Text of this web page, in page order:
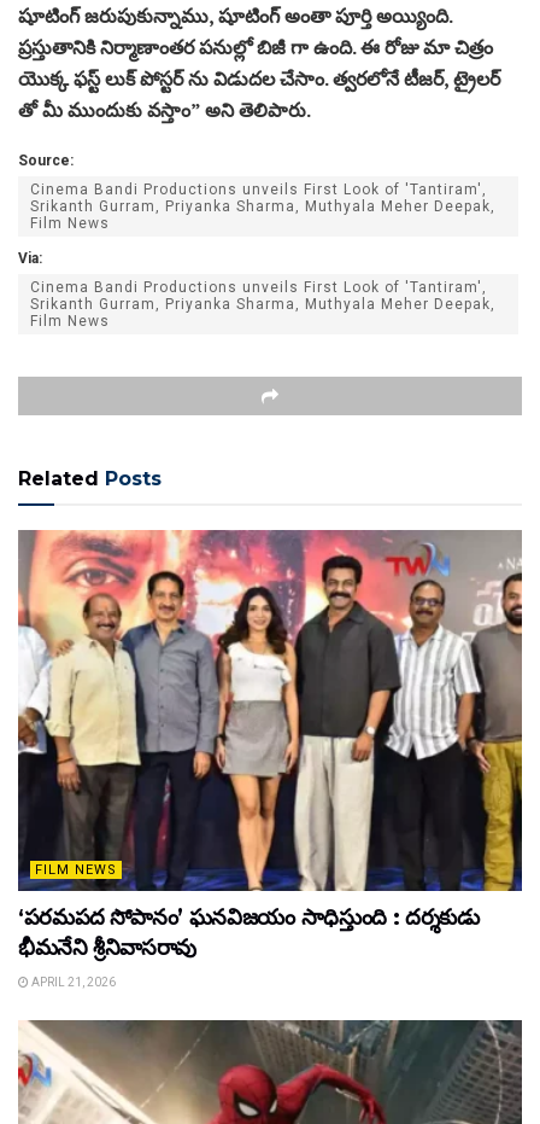
షూటింగ్ జరుపుకున్నాము, షూటింగ్ అంతా పూర్తి అయ్యింది.
ప్రస్తుతానికి నిర్మాణాంతర పనుల్లో బిజీ గా ఉంది. ఈ రోజు మా చిత్రం
యొక్క ఫస్ట్ లుక్ పోస్టర్ ను విడుదల చేసాం. త్వరలోనే టీజర్, ట్రైలర్
తో మీ ముందుకు వస్తాం” అని తెలిపారు.
Source:
Cinema Bandi Productions unveils First Look of 'Tantiram',
Srikanth Gurram, Priyanka Sharma, Muthyala Meher Deepak,
Film News
Via:
Cinema Bandi Productions unveils First Look of 'Tantiram',
Srikanth Gurram, Priyanka Sharma, Muthyala Meher Deepak,
Film News
Related Posts
FILM NEWS
‘పరమపద సోపానం’ ఘనవిజయం సాధిస్తుంది : దర్శకుడు
భీమనేని శ్రీనివాసరావు
APRIL 21, 2026